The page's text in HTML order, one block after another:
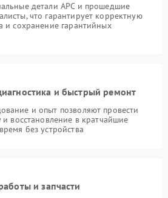
детали APC и прошедшие
что гарантирует корректную
и сохранение гарантийных
и быстрый ремонт
и опыт позволяют провести
и восстановление в кратчайшие
без устройства
и запчасти